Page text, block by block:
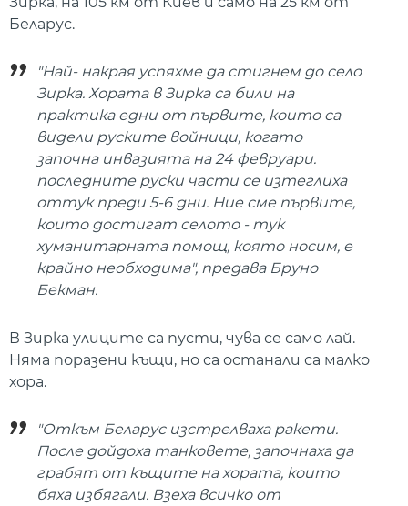
Беларус.
"Най- накрая успяхме да стигнем до село
Зирка. Хората в Зирка са били на
практика едни от първите, които са
видели руските войници, когато
започна инвазията на 24 февруари.
последните руски части се изтеглиха
оттук преди 5-6 дни. Ние сме първите,
които достигат селото - тук
хуманитарната помощ, която носим, е
крайно необходима", предава Бруно
Бекман.
В Зирка улиците са пусти, чува се само лай.
Няма поразени къщи, но са останали са малко
хора.
"Откъм Беларус изстрелваха ракети.
После дойдоха танковете, започнаха да
грабят от къщите на хората, които
бяха избягали. Взеха всичко от